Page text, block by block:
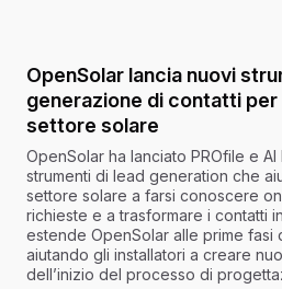
OpenSolar lancia nuovi
generazione di contatti per
settore solare
OpenSolar ha lanciato PROfile e
strumenti di lead generation che
settore solare a farsi conoscere
richieste e a trasformare i contatti
estende OpenSolar alle prime fasi
aiutando gli installatori a creare
dell’inizio del processo di